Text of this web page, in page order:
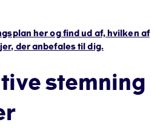
her og find ud af, hvilken af
der anbefales til dig.
stemning